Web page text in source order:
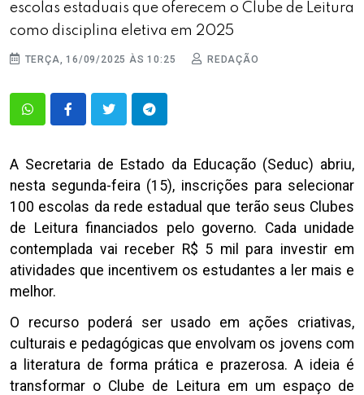
escolas estaduais que oferecem o Clube de Leitura
como disciplina eletiva em 2025
TERÇA, 16/09/2025 ÀS 10:25 REDAÇÃO
A Secretaria de Estado da Educação (Seduc) abriu,
nesta segunda-feira (15), inscrições para selecionar
100 escolas da rede estadual que terão seus Clubes
de Leitura financiados pelo governo. Cada unidade
contemplada vai receber R$ 5 mil para investir em
atividades que incentivem os estudantes a ler mais e
melhor.
O recurso poderá ser usado em ações criativas,
culturais e pedagógicas que envolvam os jovens com
a literatura de forma prática e prazerosa. A ideia é
transformar o Clube de Leitura em um espaço de